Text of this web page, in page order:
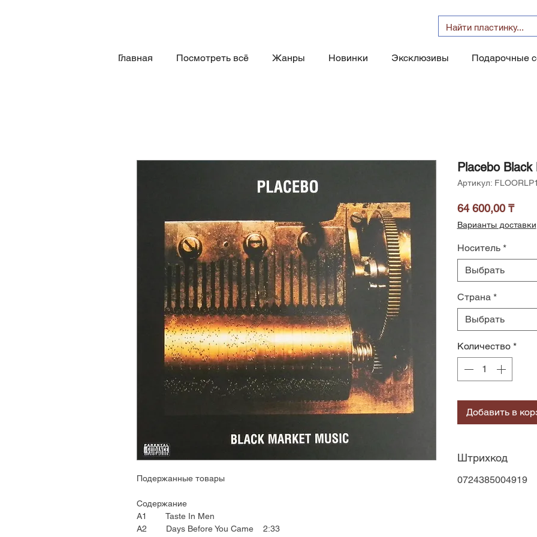
Главная Посмотреть всё Жанры Новинки Эксклюзивы Подарочные
Подержанные товары
Содержание
A1 Taste In Men
A2 Days Before You Came 2:33
Placebo
Артикул:
64 600,00 ₸
Варианты доставки
Носитель *
Выбрать
Страна *
Выбрать
Количество *
Добавить в
Штрихкод
0724385004919